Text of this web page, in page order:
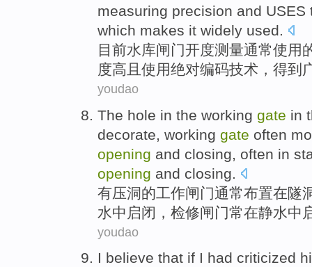
measuring precision and
which makes it widely used.
目前水库闸门开度测量通常使用
度高 且 使用绝对编码技术 ， 得到
youdao
The hole in the working gate in
decorate working gate often
opening and closing often in
opening and closing.
有压洞的工作闸门通常布置在隧
水中 启闭 ， 检修闸门常在静水中
youdao
I believe that if I had criticized